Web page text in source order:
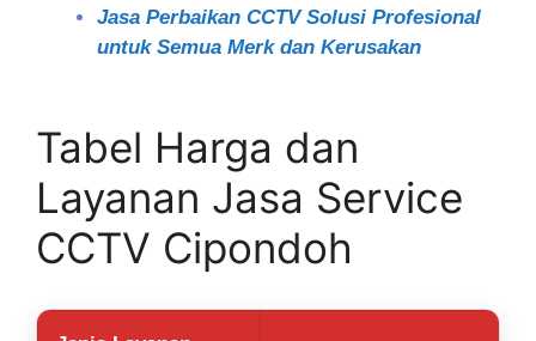
Jasa Perbaikan CCTV Solusi Profesional
untuk Semua Merk dan Kerusakan
Tabel Harga dan
Layanan Jasa Service
CCTV Cipondoh